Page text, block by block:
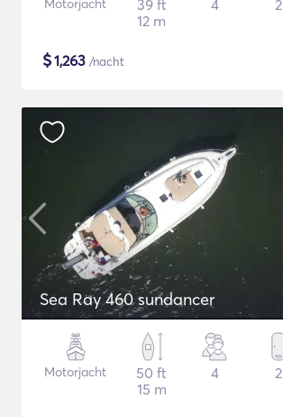
Motorjacht
39 ft
12 m
4 2
$1,263 /nacht
Sea Ray 460 sundancer
Motorjacht
50 ft
15 m
4 2